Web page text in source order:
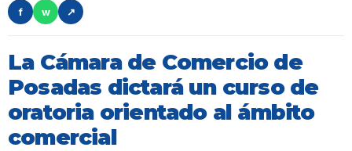
f
w ↗
La Cámara de Comercio de
Posadas dictará un curso de
oratoria orientado al ámbito
comercial